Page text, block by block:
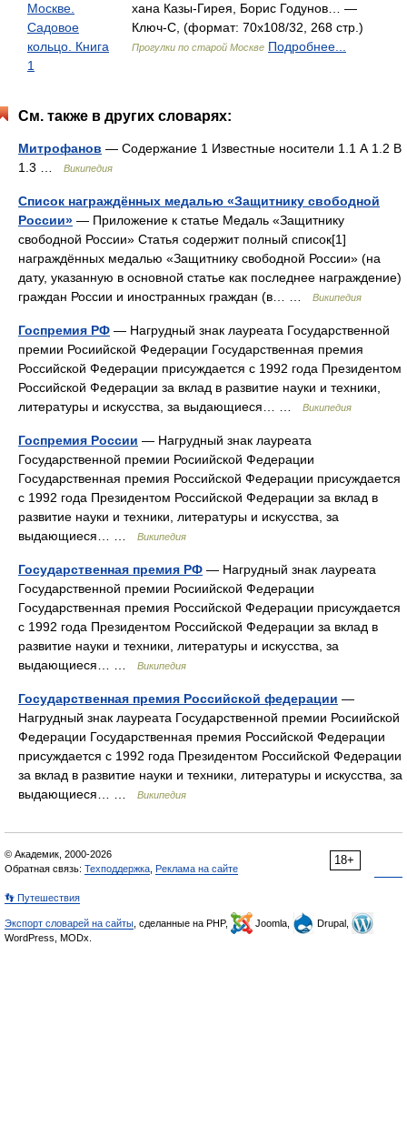
Москве.
Садовое
кольцо. Книга
1
хана Казы-Гирея, Борис Годунов… —
Ключ-С, (формат: 70x108/32, 268 стр.)
Прогулки по старой Москве Подробнее...
См. также в других словарях:
Митрофанов — Содержание 1 Известные носители 1.1 А 1.2 В
1.3 …
Википедия
Список награждённых медалью «Защитнику свободной
России» — Приложение к статье Медаль «Защитнику
свободной России» Статья содержит полный список[1]
награждённых медалью «Защитнику свободной России» (на
дату, указанную в основной статье как последнее награждение)
граждан России и иностранных граждан (в… …
Википедия
Госпремия РФ — Нагрудный знак лауреата Государственной
премии Росиийской Федерации Государственная премия
Российской Федерации присуждается с 1992 года Президентом
Российской Федерации за вклад в развитие науки и техники,
литературы и искусства, за выдающиеся… …
Википедия
Госпремия России — Нагрудный знак лауреата
Государственной премии Росиийской Федерации
Государственная премия Российской Федерации присуждается
с 1992 года Президентом Российской Федерации за вклад в
развитие науки и техники, литературы и искусства, за
выдающиеся… …
Википедия
Государственная премия РФ — Нагрудный знак лауреата
Государственной премии Росиийской Федерации
Государственная премия Российской Федерации присуждается
с 1992 года Президентом Российской Федерации за вклад в
развитие науки и техники, литературы и искусства, за
выдающиеся… …
Википедия
Государственная премия Российской федерации —
Нагрудный знак лауреата Государственной премии Росиийской
Федерации Государственная премия Российской Федерации
присуждается с 1992 года Президентом Российской Федерации
за вклад в развитие науки и техники, литературы и искусства, за
выдающиеся… …
Википедия
18+
© Академик, 2000-2026
Обратная связь: Техподдержка Реклама на сайте
👣 Путешествия
Экспорт словарей на сайты , сделанные на PHP, Joomla,
Drupal,
WordPress, MODx.